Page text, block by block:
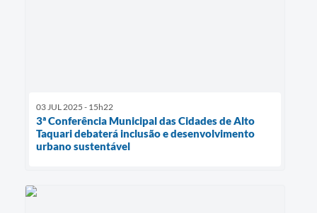
03 JUL 2025 - 15h22
3ª Conferência Municipal das Cidades de Alto
Taquari debaterá inclusão e desenvolvimento
urbano sustentável